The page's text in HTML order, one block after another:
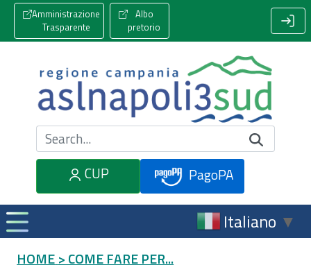
Amministrazione
Trasparente
Albo
pretorio
Cerca nel sito
CUP
PagoPA
Italiano ▼
HOME > COME FARE PER...